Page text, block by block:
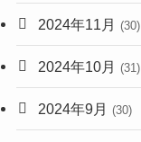
2024年11月 (30)
2024年10月 (31)
2024年9月 (30)